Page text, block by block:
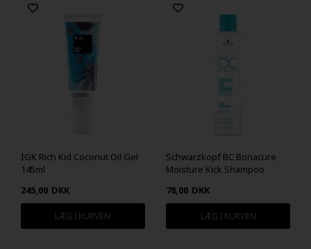
IGK Rich Kid Coconut Oil Gel
145ml
245,00 DKK
Schwarzkopf BC Bonacure
Moisture Kick Shampoo
78,00 DKK